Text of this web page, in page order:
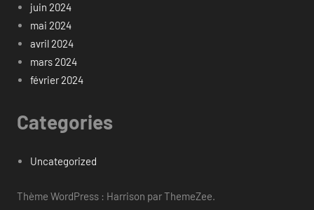
juin 2024
mai 2024
avril 2024
mars 2024
février 2024
Categories
Uncategorized
Thème WordPress : Harrison par ThemeZee.